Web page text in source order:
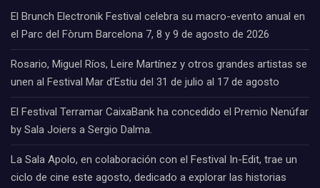
El Brunch Electronik Festival celebra su macro-evento anual en
el Parc del Fòrum Barcelona 7, 8 y 9 de agosto de 2026
Rosario, Miguel Ríos, Leire Martínez y otros grandes artistas se
unen al Festival Mar d’Estiu del 31 de julio al 17 de agosto
El Festival Terramar CaixaBank ha concedido el Premio Nenúfar
by Sala Joiers a Sergio Dalma.
La Sala Apolo, en colaboración con el Festival In-Edit, trae un
ciclo de cine este agosto, dedicado a explorar las historias